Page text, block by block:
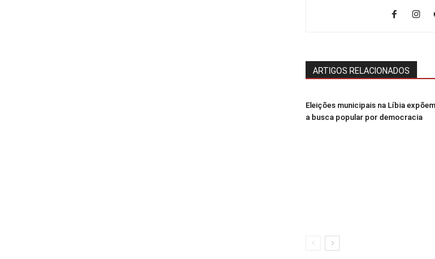
ARTIGOS RELACIONADOS
Eleições municipais na Líbia expõem
a busca popular por democracia